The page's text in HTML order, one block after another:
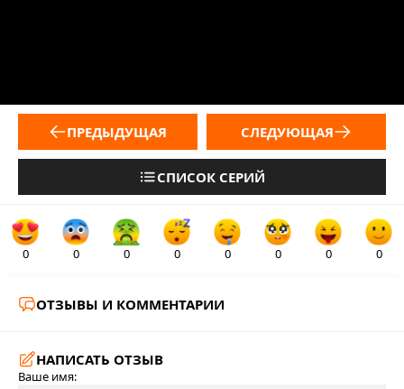
ПРЕДЫДУЩАЯ
СПИСОК СЕРИЙ
СЛЕДУЮЩАЯ
0 0 0 0 0 0 0 0
ОТЗЫВЫ И КОММЕНТАРИИ
НАПИСАТЬ ОТЗЫВ
Ваше имя: